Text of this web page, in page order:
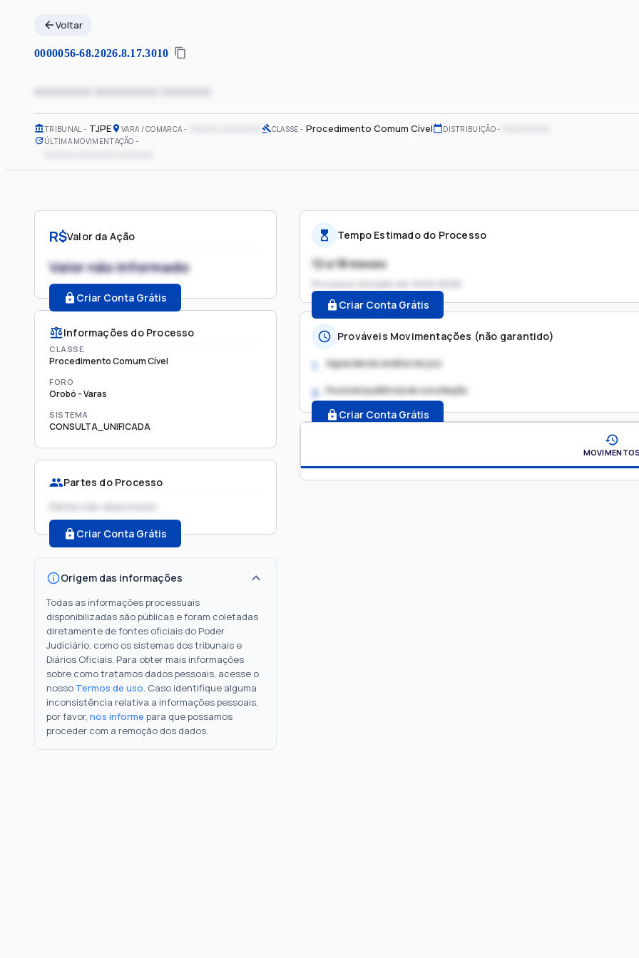
Voltar
0000056-68.2026.8.17.3010
xxxxxxxx xxxxxxxxx xxxxxxx
TRIBUNAL TJPE VARA / COMARCA CLASSE Procedimento Comum Cível DISTRIBUIÇÃO
ÚLTIMA MOVIMENTAÇÃO
R$Valor da Ação
Valor não informado
Criar Conta Grátis
Informações do Processo
CLASSE
Procedimento Comum Cível
FORO
Orobó - Varas
SISTEMA
CONSULTA_UNIFICADA
Partes do Processo
Partes não disponíveis
Criar Conta Grátis
Origem das informações
Todas as informações processuais
disponibilizadas são públicas e foram coletadas
diretamente de fontes oficiais do Poder
Judiciário, como os sistemas dos tribunais e
Diários Oficiais. Para obter mais informações
sobre como tratamos dados pessoais, acesse o
nosso Termos de uso. Caso identifique alguma
inconsistência relativa a informações pessoais,
por favor, nos informe para que possamos
proceder com a remoção dos dados.
Tempo Estimado do Processo
12 a 18 meses
Processo iniciado em
Criar Conta Grátis
Prováveis Movimentações (não garantido)
1. Aguardando análise do juiz
2. Possível audiência de conciliação
Criar Conta Grátis